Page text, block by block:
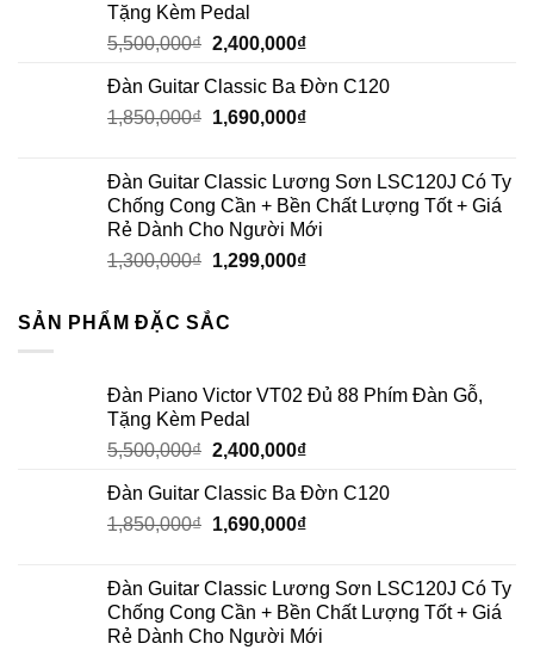
Tặng Kèm Pedal
5,500,000₫ 2,400,000₫
Đàn Guitar Classic Ba Đờn C120
1,850,000₫ 1,690,000₫
Đàn Guitar Classic Lương Sơn LSC120J Có Ty
Chống Cong Cần + Bền Chất Lượng Tốt + Giá
Rẻ Dành Cho Người Mới
1,300,000₫ 1,299,000₫
SẢN PHẨM ĐẶC SẮC
Đàn Piano Victor VT02 Đủ 88 Phím Đàn Gỗ,
Tặng Kèm Pedal
5,500,000₫ 2,400,000₫
Đàn Guitar Classic Ba Đờn C120
1,850,000₫ 1,690,000₫
Đàn Guitar Classic Lương Sơn LSC120J Có Ty
Chống Cong Cần + Bền Chất Lượng Tốt + Giá
Rẻ Dành Cho Người Mới